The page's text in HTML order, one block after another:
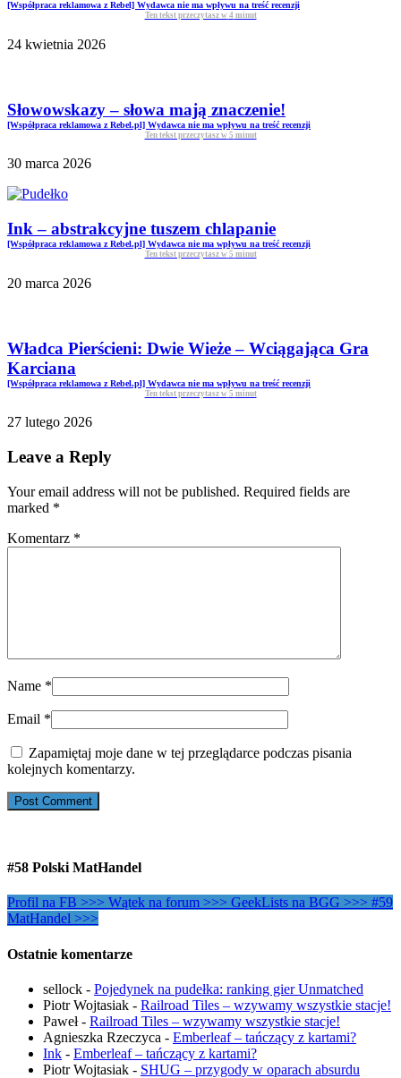
[Współpraca reklamowa z Rebel] Wydawca nie ma wpływu na treść recenzji
Ten tekst przeczytasz w 4 minut
24 kwietnia 2026
Słowowskazy – słowa mają znaczenie!
[Współpraca reklamowa z Rebel.pl] Wydawca nie ma wpływu na treść recenzji
Ten tekst przeczytasz w 5 minut
30 marca 2026
Ink – abstrakcyjne tuszem chlapanie
[Współpraca reklamowa z Rebel.pl] Wydawca nie ma wpływu na treść recenzji
Ten tekst przeczytasz w 5 minut
20 marca 2026
Władca Pierścieni: Dwie Wieże – Wciągająca Gra
Karciana
[Współpraca reklamowa z Rebel.pl] Wydawca nie ma wpływu na treść recenzji
Ten tekst przeczytasz w 5 minut
27 lutego 2026
Leave a Reply
Your email address will not be published. Required fields are
marked *
Komentarz *
Name *
Email *
Zapamiętaj moje dane w tej przeglądarce podczas pisania
kolejnych komentarzy.
#58 Polski MatHandel
Profil na FB >>> Wątek na forum >>> GeekLists na BGG >>> #59
MatHandel >>>
Ostatnie komentarze
sellock - Pojedynek na pudełka: ranking gier Unmatched
Piotr Wojtasiak - Railroad Tiles – wzywamy wszystkie stacje!
Paweł- Railroad Tiles – wzywamy wszystkie stacje!
Agnieszka Rzeczyca - Emberleaf – tańczący z kartami?
Ink - Emberleaf – tańczący z kartami?
Piotr Wojtasiak - SHUG – przygody w oparach absurdu